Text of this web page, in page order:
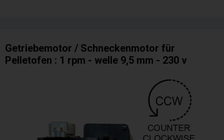
Getriebemotor / Schneckenmotor für
Pelletofen : 1 rpm - welle 9,5 mm - 230 v